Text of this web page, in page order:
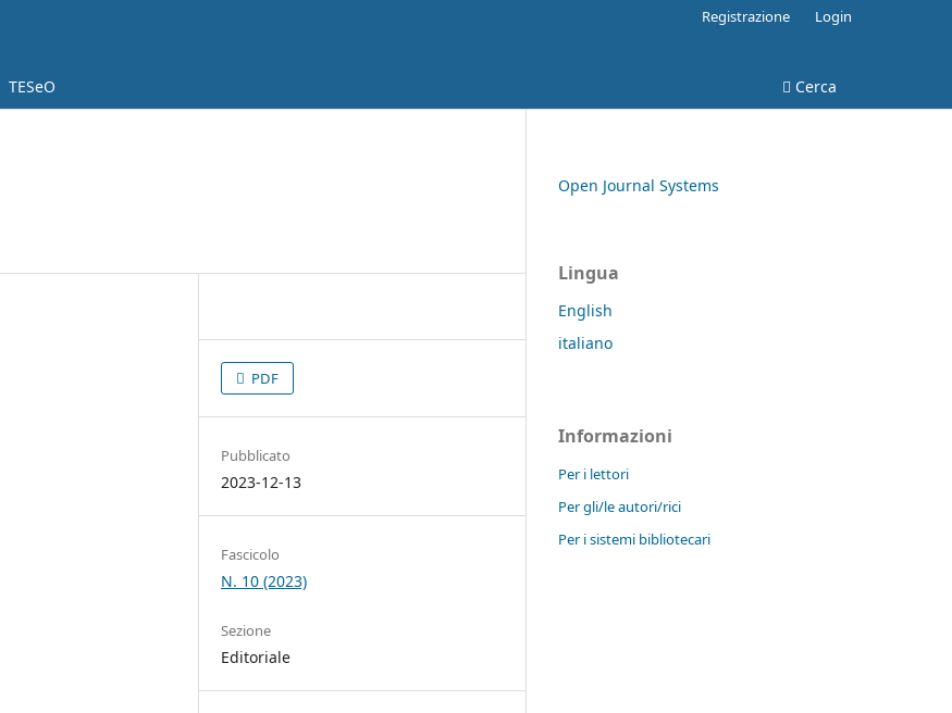
TESeO Cerca
Registrazione Login
PDF
Pubblicato
2023-12-13
Fascicolo
N. 10 (2023)
Sezione
Editoriale
Open Journal Systems
Lingua
English
italiano
Informazioni
Per i lettori
Per gli/le autori/rici
Per i sistemi bibliotecari